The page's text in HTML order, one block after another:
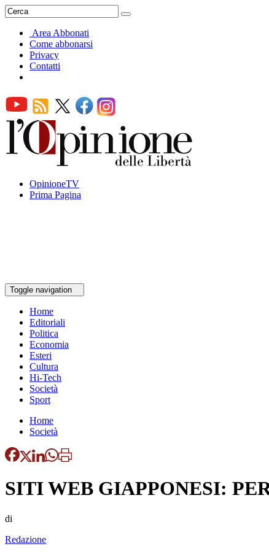
Area Abbonati
Come abbonarsi
Privacy
Contatti
OpinioneTV
Prima Pagina
Toggle navigation
Home
Editoriali
Politica
Economia
Esteri
Cultura
Hi-Tech
Società
Sport
Home
Società
SITI WEB GIAPPONESI:
di
Redazione